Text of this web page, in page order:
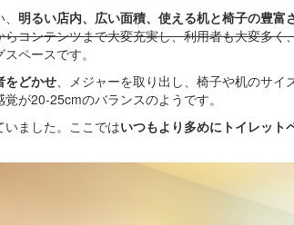
明るい店内、広い面積、使える机と椅子の豊
コンテンツまで大変充実し、利用者も大変多く
ペースです。
をどかせ 、メジャーを取り出し、椅子や机のサ
が20-25cmのバランスのようです。
いました。ここではいつもより多めにトイレット